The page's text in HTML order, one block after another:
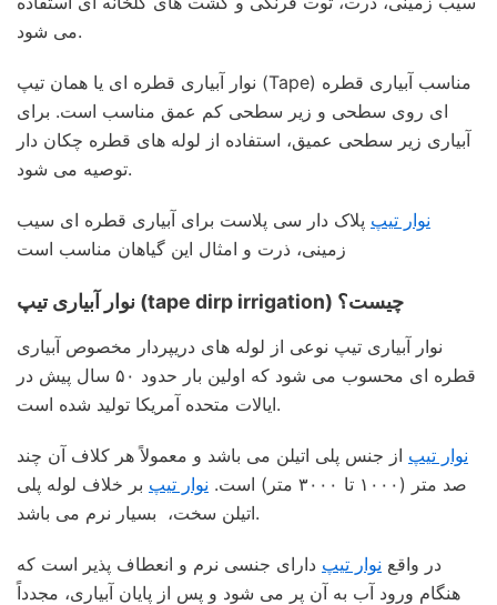
می شود.
نوار آبیاری قطره ای یا همان تیپ (Tape) مناسب آبیاری قطره
ای روی سطحی و زیر سطحی کم عمق مناسب است. برای
آبیاری زیر سطحی عمیق، استفاده از لوله های قطره چکان دار
توصیه می شود.
نوار تیپ پلاک دار سی پلاست برای آبیاری قطره ای سیب
زمینی، ذرت و امثال این گیاهان مناسب است
نوار آبیاری تیپ (tape dirp irrigation) چیست؟
نوار آبیاری تیپ نوعی از لوله های دریپردار مخصوص آبیاری
قطره ای محسوب می شود که اولین بار حدود ۵۰ سال پیش در
ایالات متحده آمریکا تولید شده است.
نوار تیپ از جنس پلی اتیلن می باشد و معمولاً هر کلاف آن چند
صد متر (۱۰۰۰ تا ۳۰۰۰ متر) است.
نوار تیپ بر خلاف لوله پلی
اتیلن سخت، بسیار نرم می باشد.
در واقع نوار تیپ دارای جنسی نرم و انعطاف پذیر است که
هنگام ورود آب به آن پر می شود و پس از پایان آبیاری، مجدداً